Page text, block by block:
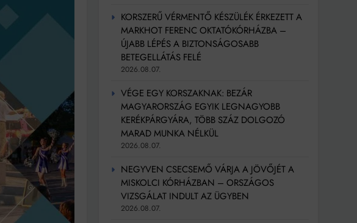
ott még van város
mint a szerelem
élet: Truman is elhitte
a saját koponyájába
törni. De miből?
nem csak ránc?
öltözöl hozzá?
vagy boncmester?
a 80-as években
KORSZERŰ VÉRMENTŐ KÉSZÜLÉK ÉRKEZETT A
MARKHOT FERENC OKTATÓKÓRHÁZBA –
ÚJABB LÉPÉS A BIZTONSÁGOSABB
BETEGELLÁTÁS FELÉ
2026.08.07.
VÉGE EGY KORSZAKNAK: BEZÁR
MAGYARORSZÁG EGYIK LEGNAGYOBB
KERÉKPÁRGYÁRA, TÖBB SZÁZ DOLGOZÓ
MARAD MUNKA NÉLKÜL
2026.08.07.
NEGYVEN CSECSEMŐ VÁRJA A JÖVŐJÉT A
MISKOLCI KÓRHÁZBAN – ORSZÁGOS
VIZSGÁLAT INDULT AZ ÜGYBEN
2026.08.07.